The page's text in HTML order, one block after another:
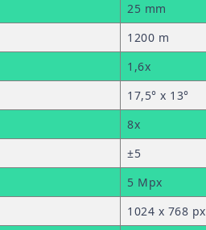
25 mm
1200 m
1,6x
17,5° x 13°
8x
±5
5 Mpx
1024 x 768 px